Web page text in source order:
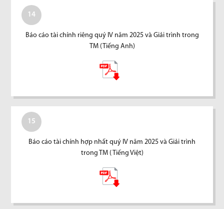
14
Báo cáo tài chính riêng quý IV năm 2025 và Giải trình trong
TM (Tiếng Anh)
15
Báo cáo tài chính hợp nhất quý IV năm 2025 và Giải trình
trong TM ( Tiếng Việt)